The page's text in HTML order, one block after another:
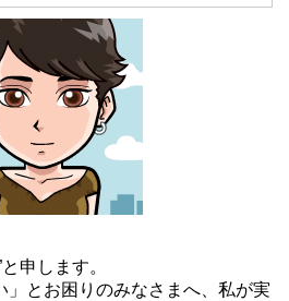
申します。
」とお困りのみなさまへ、私が実